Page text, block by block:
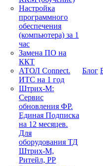
Настройка
программного
обеспечения
(компьютера) за 1
час
Замена ПО на
ККТ
АТОЛ Connect.
ИТС на 1 год
Штрих-М:
Сервис
обновления ФР.
Единая Подписка
на 12 месяцев.
Для
оборудования ТД
Штрих-М,
Ритейл, РР
Блог